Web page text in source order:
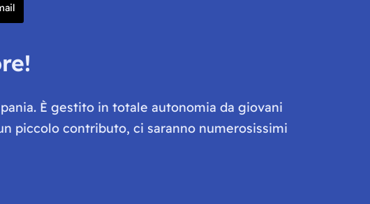
È gestito in totale autonomia da giovani
piccolo contributo, ci saranno numerosissimi